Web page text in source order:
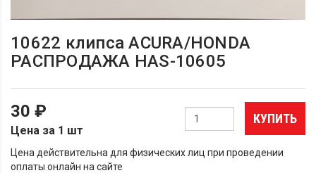
10622 клипса ACURA/HONDA
РАСПРОДАЖА HAS-10605
30 ₽
Цена за 1 шт
КУПИТЬ
Цена действительна для физических лиц при проведении
оплаты онлайн на сайте